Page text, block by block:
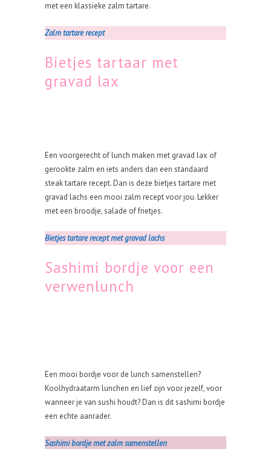
met een klassieke zalm tartare.
Zalm tartare recept
Bietjes tartaar met
gravad lax
Een voorgerecht of lunch maken met gravad lax of
gerookte zalm en iets anders dan een standaard
steak tartare recept. Dan is deze bietjes tartare met
gravad lachs een mooi zalm recept voor jou. Lekker
met een broodje, salade of frietjes.
Bietjes tartare recept met gravad lachs
Sashimi bordje voor een
verwenlunch
Een mooi bordje voor de lunch samenstellen?
Koolhydraatarm lunchen en lief zijn voor jezelf, voor
wanneer je van sushi houdt? Dan is dit sashimi bordje
een echte aanrader.
Sashimi bordje met zalm samenstellen